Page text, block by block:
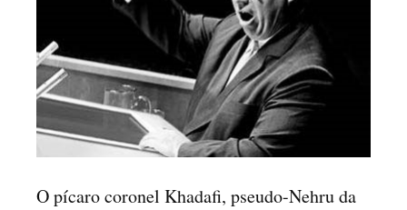
O pícaro coronel Khadafi, pseudo-Nehru da